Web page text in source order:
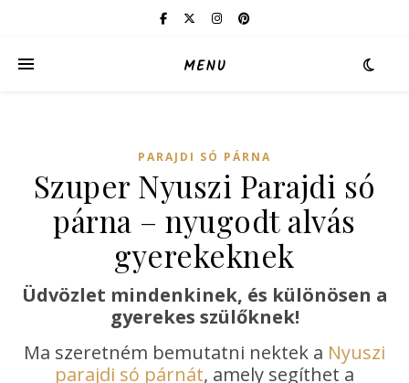
MENU
PARAJDI SÓ PÁRNA
Szuper Nyuszi Parajdi só
párna – nyugodt alvás
gyerekeknek
Üdvözlet mindenkinek, és különösen a
gyerekes szülőknek!
Ma szeretném bemutatni nektek a Nyuszi
parajdi só párnát, amely segíthet a